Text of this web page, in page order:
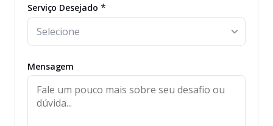
Serviço Desejado *
Mensagem